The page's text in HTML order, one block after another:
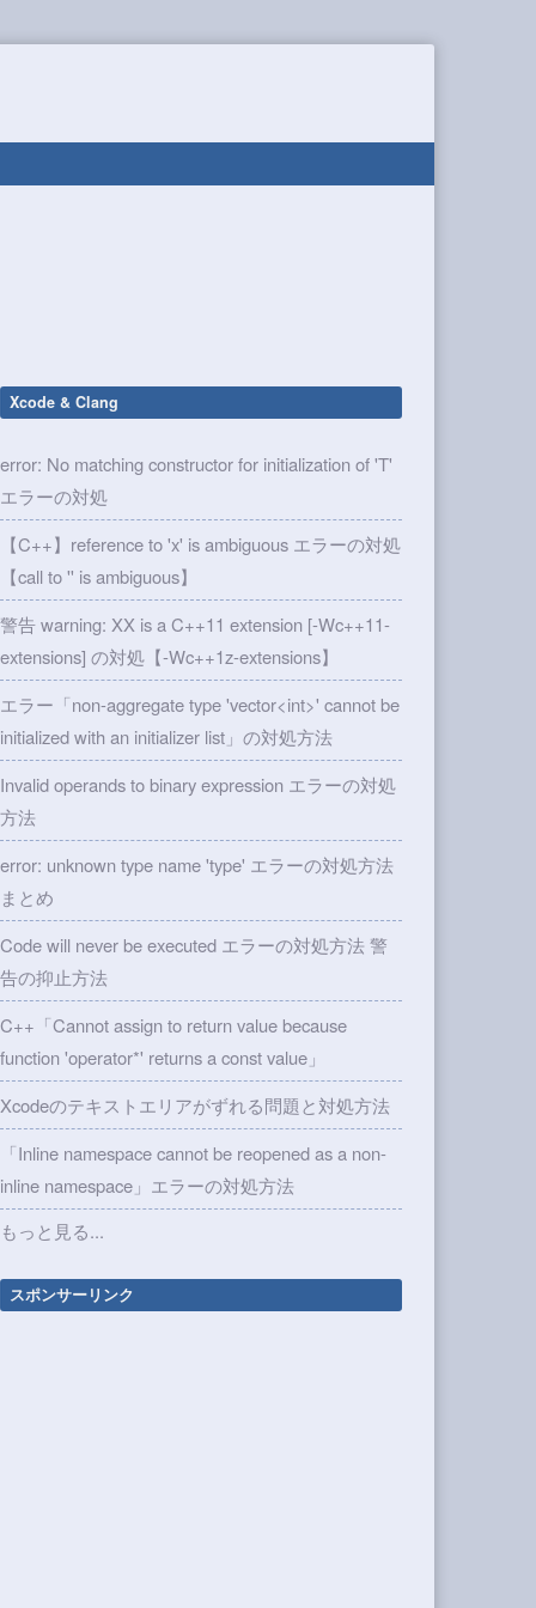
Xcode & Clang
error: No matching constructor for initialization of 'T'
エラーの対処
【C++】reference to 'x' is ambiguous エラーの対処
【call to '' is ambiguous】
警告 warning: XX is a C++11 extension [-Wc++11-
extensions] の対処【-Wc++1z-extensions】
エラー「non-aggregate type 'vector<int>' cannot be
initialized with an initializer list」の対処方法
Invalid operands to binary expression エラーの対処
方法
error: unknown type name 'type' エラーの対処方法
まとめ
Code will never be executed エラーの対処方法 警
告の抑止方法
C++「Cannot assign to return value because
function 'operator*' returns a const value」
Xcodeのテキストエリアがずれる問題と対処方法
「Inline namespace cannot be reopened as a non-
inline namespace」エラーの対処方法
もっと見る...
スポンサーリンク